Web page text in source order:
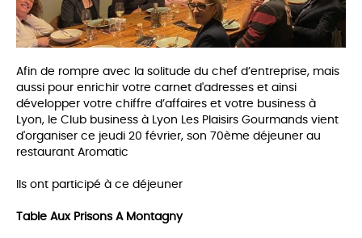
Afin de rompre avec la solitude du chef d’entreprise, mais
aussi pour enrichir votre carnet d'adresses et ainsi
développer votre chiffre d’affaires et votre business à
Lyon, le Club business à Lyon Les Plaisirs Gourmands vient
d'organiser ce jeudi 20 février, son 70ème déjeuner au
restaurant Aromatic
Ils ont participé à ce déjeuner
Table Aux Prisons A Montagny